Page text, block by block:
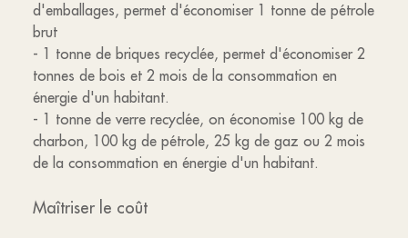
d'emballages, permet d'économiser 1 tonne de pétrole
brut
- 1 tonne de briques recyclée, permet d'économiser 2
tonnes de bois et 2 mois de la consommation en
énergie d'un habitant.
- 1 tonne de verre recyclée, on économise 100 kg de
charbon, 100 kg de pétrole, 25 kg de gaz ou 2 mois
de la consommation en énergie d'un habitant.
Maîtriser le coût